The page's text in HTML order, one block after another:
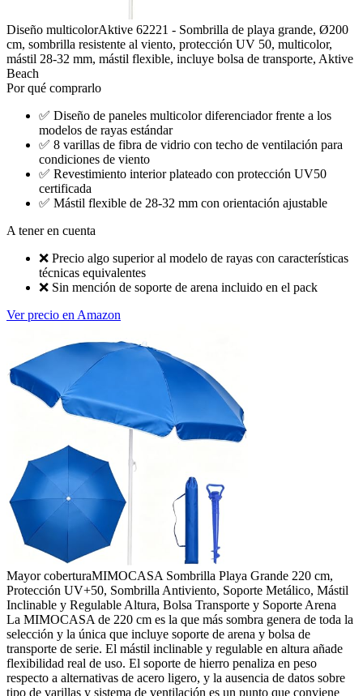
Diseño multicolorAktive 62221 - Sombrilla de playa grande, Ø200
cm, sombrilla resistente al viento, protección UV 50, multicolor,
mástil 28-32 mm, mástil flexible, incluye bolsa de transporte, Aktive
Beach
Por qué comprarlo
✅ Diseño de paneles multicolor diferenciador frente a los
modelos de rayas estándar
✅ 8 varillas de fibra de vidrio con techo de ventilación para
condiciones de viento
✅ Revestimiento interior plateado con protección UV50
certificada
✅ Mástil flexible de 28-32 mm con orientación ajustable
A tener en cuenta
❌ Precio algo superior al modelo de rayas con características
técnicas equivalentes
❌ Sin mención de soporte de arena incluido en el pack
Ver precio en Amazon
Mayor coberturaMIMOCASA Sombrilla Playa Grande 220 cm,
Protección UV+50, Sombrilla Antiviento, Soporte Metálico, Mástil
Inclinable y Regulable Altura, Bolsa Transporte y Soporte Arena
La MIMOCASA de 220 cm es la que más sombra genera de toda la
selección y la única que incluye soporte de arena y bolsa de
transporte de serie. El mástil inclinable y regulable en altura añade
flexibilidad real de uso. El soporte de hierro penaliza en peso
respecto a alternativas de acero ligero, y la ausencia de datos sobre
tipo de varillas y sistema de ventilación es un punto que conviene